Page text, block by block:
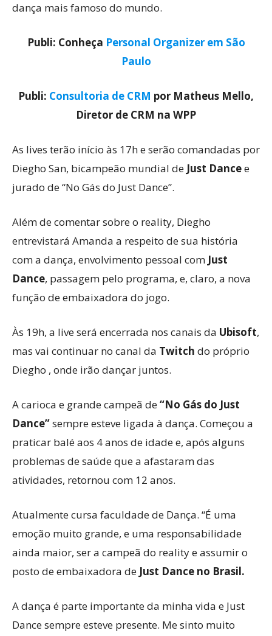
dança mais famoso do mundo.
Publi: Conheça Personal Organizer em São
Paulo
Publi: Consultoria de CRM por Matheus Mello,
Diretor de CRM na WPP
As lives terão início às 17h e serão comandadas por
Diegho San, bicampeão mundial de Just Dancee
jurado de “No Gás do Just Dance”.
Além de comentar sobre o reality, Diegho
entrevistará Amanda a respeito de sua história
com a dança, envolvimento pessoal com Just
Dance, passagem pelo programa, e, claro, a nova
função de embaixadora do jogo.
Às 19h, a live será encerrada nos canais da Ubisoft,
mas vai continuar no canal da Twitch do próprio
Diegho , onde irão dançar juntos.
A carioca e grande campeã de“No Gás do Just
Dance”sempre esteve ligada à dança. Começou a
praticar balé aos 4 anos de idade e, após alguns
problemas de saúde que a afastaram das
atividades, retornou com 12 anos.
Atualmente cursa faculdade de Dança. “É uma
emoção muito grande, e uma responsabilidade
ainda maior, ser a campeã do reality e assumir o
posto de embaixadora de Just Dance no Brasil.
A dança é parte importante da minha vida e Just
Dance sempre esteve presente. Me sinto muito